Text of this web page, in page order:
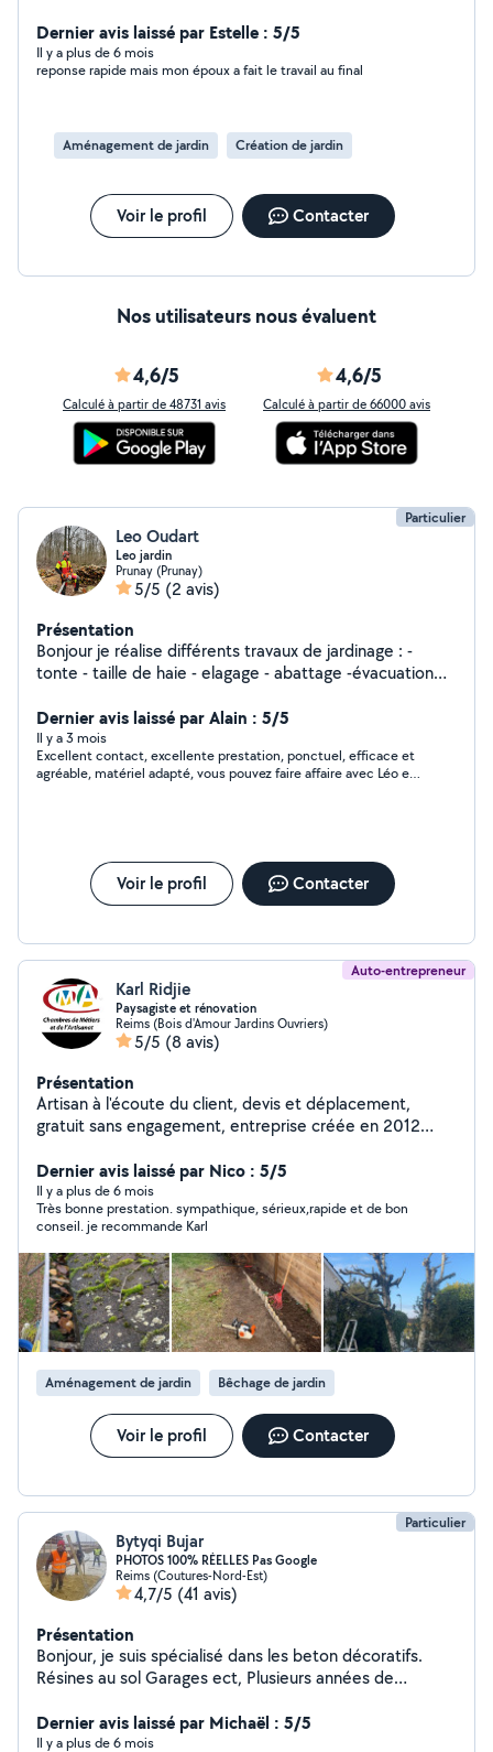
ponctuelle selon vos besoins. Quant à l'intérieur de la
maison, il y a souvent de menues réparations que nous
n'avons pas le temps ou les compétences de faire.
Dernier avis laissé par Estelle : 5/5
Il y a plus de 6 mois
reponse rapide mais mon époux a fait le travail au final
Aménagement de jardin Création de jardin
Voir le profil Contacter
Nos utilisateurs nous évaluent
4,6/5
Calculé à partir de 48731 avis
4,6/5
Calculé à partir de 66000 avis
Particulier
Leo Oudart
Leo jardin
Prunay (Prunay)
5/5 (2 avis)
Présentation
Bonjour je réalise différents travaux de jardinage : -
tonte - taille de haie - elagage - abattage -évacuation
pour toute autre demande
Dernier avis laissé par Alain : 5/5
Il y a 3 mois
Excellent contact, excellente prestation, ponctuel, efficace et
agréable, matériel adapté, vous pouvez faire affaire avec Léo en
Voir le profil Contacter
Auto-entrepreneur
Karl Ridjie
Paysagiste et rénovation
Reims (Bois d'Amour Jardins Ouvriers)
5/5 (8 avis)
Présentation
Artisan à l'écoute du client, devis et déplacement,
gratuit sans engagement, entreprise créée en 2012
Dernier avis laissé par Nico : 5/5
Il y a plus de 6 mois
Très bonne prestation. sympathique, sérieux,rapide et de bon
conseil. je recommande Karl
Aménagement de jardin Bêchage de jardin
Voir le profil Contacter
Particulier
Bytyqi Bujar
PHOTOS 100% RÉELLES Pas Google
Reims (Coutures-Nord-Est)
4,7/5 (41 avis)
Présentation
Bonjour, je suis spécialisé dans les beton décoratifs.
Résines au sol Garages ect, Plusieurs années de
rigides/souples, Enduits, Placo, Carrelage, Pavé, Parquet
Stratifié, ect, ect, Béton : Béton Ciré, Désactive, Lave,
Dernier avis laissé par Michaël : 5/5
Il y a plus de 6 mois